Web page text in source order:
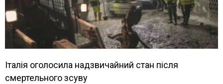
Італія оголосила надзвичайний стан після
смертельного зсуву